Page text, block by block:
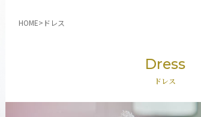
HOME ドレス
Dress
ドレス